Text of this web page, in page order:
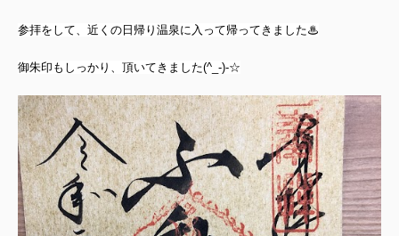
参拝をして、近くの日帰り温泉に入って帰ってきました♨
御朱印もしっかり、頂いてきました(^_-)-☆